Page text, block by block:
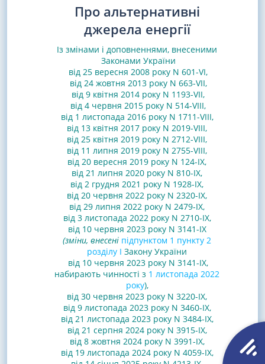
Про альтернативні
джерела енергії
Із змінами і доповненнями, внесеними
Законами України
від 25 вересня 2008 року N 601-VI,
від 24 жовтня 2013 року N 663-VII,
від 9 квітня 2014 року N 1193-VII,
від 4 червня 2015 року N 514-VIII,
від 1 листопада 2016 року N 1711-VIII,
від 13 квітня 2017 року N 2019-VIII,
від 25 квітня 2019 року N 2712-VIII,
від 11 липня 2019 року N 2755-VIII,
від 20 вересня 2019 року N 124-IX,
від 21 липня 2020 року N 810-IX,
від 2 грудня 2021 року N 1928-IX,
від 20 червня 2022 року N 2320-IX,
від 29 липня 2022 року N 2479-IX,
від 3 листопада 2022 року N 2710-IX,
від 10 червня 2023 року N 3141-IX
(зміни, внесені підпунктом 1 пункту 2
розділу I Закону України
від 10 червня 2023 року N 3141-IX,
набирають чинності з 1 листопада 2022
року),
від 30 червня 2023 року N 3220-IX,
від 9 листопада 2023 року N 3460-IX,
від 21 листопада 2023 року N 3484-IX,
від 21 серпня 2024 року N 3915-IX,
від 8 жовтня 2024 року N 3991-IX,
від 19 листопада 2024 року N 4059-IX,